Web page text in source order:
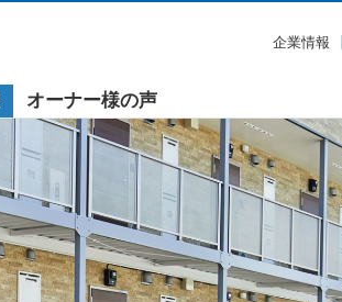
企業情報
オーナー様の声